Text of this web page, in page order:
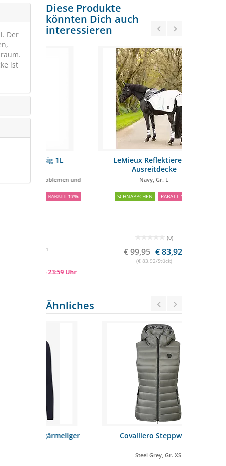
Der
ist
Diese Produkte
könnten Dich auch
interessieren
LeMieux Reflektierende
Ausreitdecke
SCHNÄPPCHEN RABATT16%
€ 83,921
Ähnliches
Covalliero Steppweste
Steel Grey, Gr. XS